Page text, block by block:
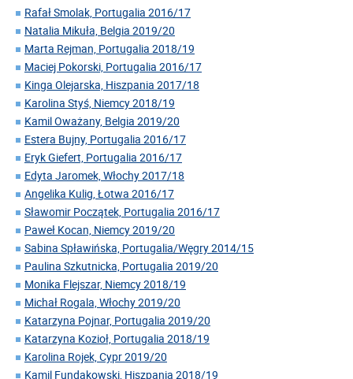
Rafał Smolak, Portugalia 2016/17
Natalia Mikuła, Belgia 2019/20
Marta Rejman, Portugalia 2018/19
Maciej Pokorski, Portugalia 2016/17
Kinga Olejarska, Hiszpania 2017/18
Karolina Styś, Niemcy 2018/19
Kamil Oważany, Belgia 2019/20
Estera Bujny, Portugalia 2016/17
Eryk Giefert, Portugalia 2016/17
Edyta Jaromek, Włochy 2017/18
Angelika Kulig, Łotwa 2016/17
Sławomir Początek, Portugalia 2016/17
Paweł Kocan, Niemcy 2019/20
Sabina Spławińska, Portugalia/Węgry 2014/15
Paulina Szkutnicka, Portugalia 2019/20
Monika Flejszar, Niemcy 2018/19
Michał Rogala, Włochy 2019/20
Katarzyna Pojnar, Portugalia 2019/20
Katarzyna Kozioł, Portugalia 2018/19
Karolina Rojek, Cypr 2019/20
Kamil Fundakowski, Hiszpania 2018/19